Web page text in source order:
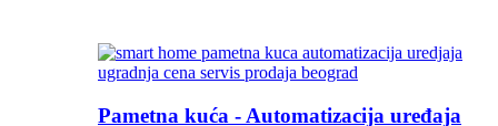
Pametna kuća - Automatizacija uređaja